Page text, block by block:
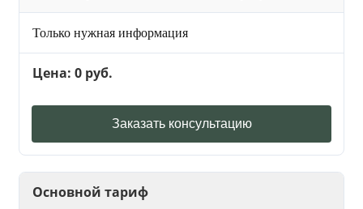
Только нужная информация
Цена: 0 руб.
Заказать консультацию
Основной тариф